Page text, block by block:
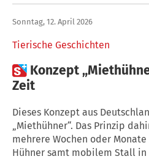
Tierische Geschichten
Sonntag, 12. April 2026
 Konzept
Zeit
Dieses Konzept aus
„Miethühner“. Das Prinzip
mehrere Wochen oder
Hühner samt mobilem Stall